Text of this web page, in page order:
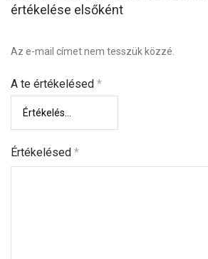
értékelése elsőként
Az e-mail címet nem tesszük közzé.
A te értékelésed *
Értékelésed *